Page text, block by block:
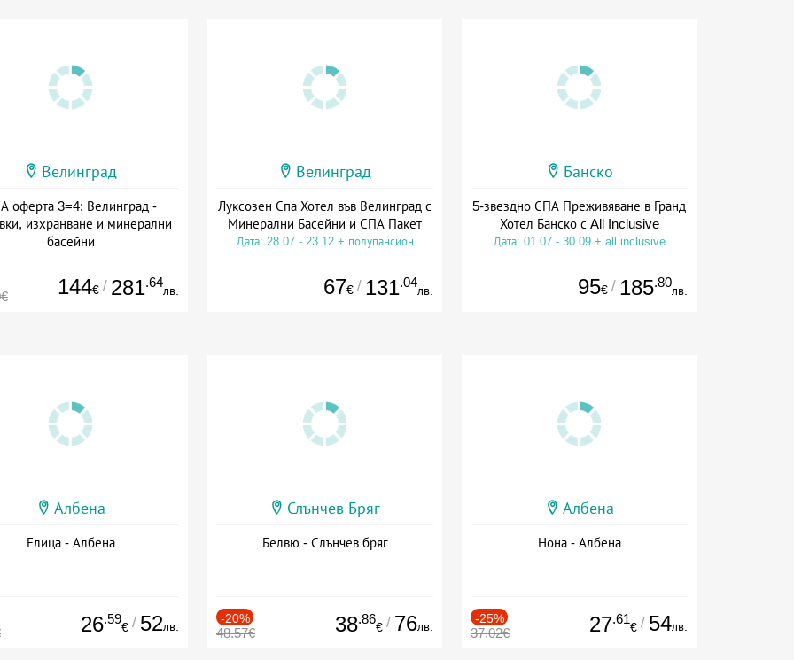
Велинград
оферта 3=4: Велинград -
изхранване и минерални
басейни
144€ / 281.64
лв.
Велинград
Луксозен Спа Хотел във Велинград с
Минерални Басейни и СПА Пакет
Дата: 28.07 - 23.12 + полупансион
67€ / 131.04
лв.
Банско
5-звездно СПА Преживяване в Гранд
Хотел Банско с All Inclusive
Дата: 01.07 - 30.09 + all inclusive
95€ / 185.80
лв.
Албена
Елица - Албена
26.59
€ / 52лв.
Слънчев Бряг
Белвю - Слънчев бряг
-20%
48.57€ 38.86
€ / 76лв.
Албена
Нона - Албена
-25%
37.02€ 27.61
€ / 54лв.